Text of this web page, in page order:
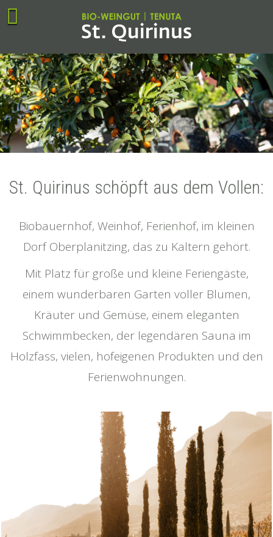
St. Quirinus schöpft aus dem Vollen:
Biobauernhof, Weinhof, Ferienhof, im kleinen
Dorf Oberplanitzing, das zu Kaltern gehört.
Mit Platz für große und kleine Feriengäste,
einem wunderbaren Garten voller Blumen,
Kräuter und Gemüse, einem eleganten
Schwimmbecken, der legendären Sauna im
Holzfass, vielen, hofeigenen Produkten und den
Ferienwohnungen.